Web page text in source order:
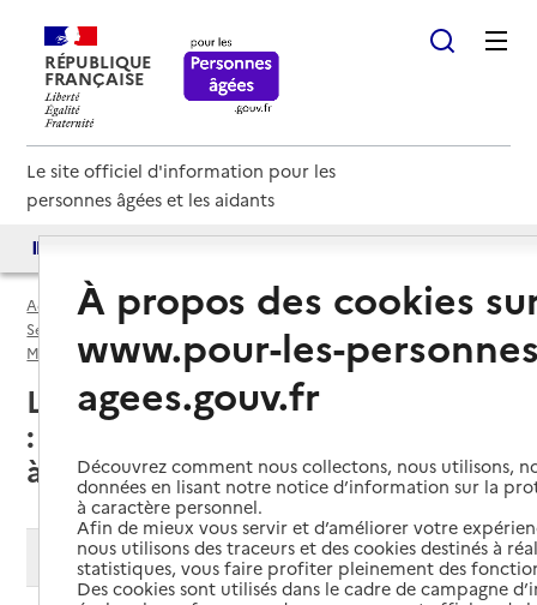
RÉPUBLIQUE
FRANÇAISE
Le site officiel d'information pour les
personnes âgées et les aidants
Accueil
Espace annuaire
Services autonomie à domicile (aide) par département
Métropole de Lyon (69M)
Service autonomie à domicile (aide)
Lyon 3e Arrondissement (69003)
: liste des 21 services autonomie
à domicile (aide)
Modifier ma recherche
À propos des cookies
www.pour-les-
agees.gouv.fr
Découvrez comment nous collectons, nous utilisons,
données en lisant notre notice d’information sur la
à caractère personnel.
Afin de mieux vous servir et d’améliorer votre
nous utilisons des traceurs et des cookies destinés à
statistiques, vous faire profiter pleinement des
Des cookies sont utilisés dans le cadre de campagne